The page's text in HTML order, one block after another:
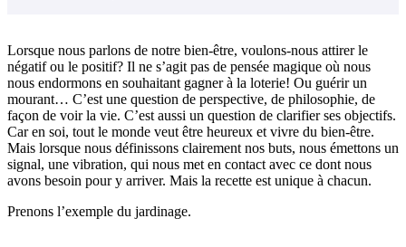
Lorsque nous parlons de notre bien-être, voulons-nous attirer le
négatif ou le positif? Il ne s’agit pas de pensée magique où nous
nous endormons en souhaitant gagner à la loterie! Ou guérir un
mourant… C’est une question de perspective, de philosophie, de
façon de voir la vie. C’est aussi un question de clarifier ses objectifs.
Car en soi, tout le monde veut être heureux et vivre du bien-être.
Mais lorsque nous définissons clairement nos buts, nous émettons un
signal, une vibration, qui nous met en contact avec ce dont nous
avons besoin pour y arriver. Mais la recette est unique à chacun.
Prenons l’exemple du jardinage.